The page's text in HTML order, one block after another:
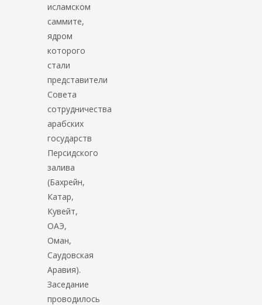
исламском
саммите,
ядром
которого
стали
представители
Совета
сотрудничества
арабских
государств
Персидского
залива
(Бахрейн,
Катар,
Кувейт,
ОАЭ,
Оман,
Саудовская
Аравия).
Заседание
проводилось